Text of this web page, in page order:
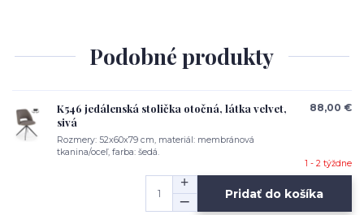
Podobné produkty
K546 jedálenská stolička otočná, látka velvet,
sivá
Rozmery: 52x60x79 cm, materiál: membránová
tkanina/oceľ, farba: šedá.
88,00 €
1 - 2 týždne
Pridať do košíka